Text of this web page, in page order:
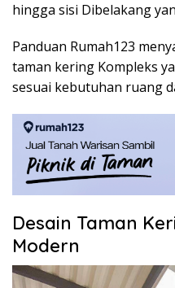
hingga sisi Dibelakang
Panduan Rumah123
taman kering Kompleks
sesuai kebutuhan ruang
Desain Taman
Modern